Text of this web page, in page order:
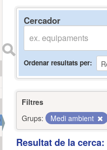
Cercador
Ordenar resultats per
Filtres
Grups:
Medi ambient
Resultat de la